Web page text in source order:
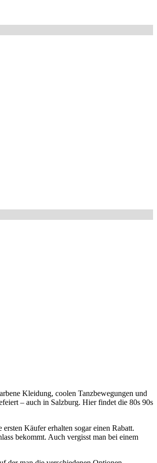
Kleidung, coolen Tanzbewegungen und
– auch in Salzburg. Hier findet die 80s 90s
Käufer erhalten sogar einen Rabatt.
bekommt. Auch vergisst man bei einem